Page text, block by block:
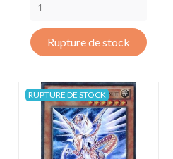
Rupture de stock
RUPTURE DE STOCK